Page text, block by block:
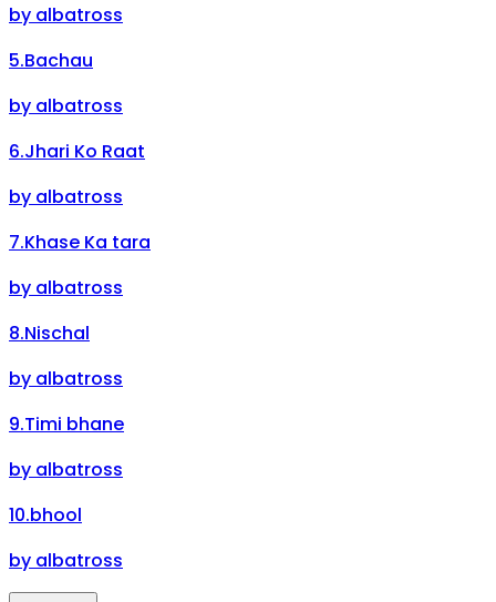
by albatross
5.Bachau
by albatross
6.Jhari Ko Raat
by albatross
7.Khase Ka tara
by albatross
8.Nischal
by albatross
9.Timi bhane
by albatross
10.bhool
by albatross